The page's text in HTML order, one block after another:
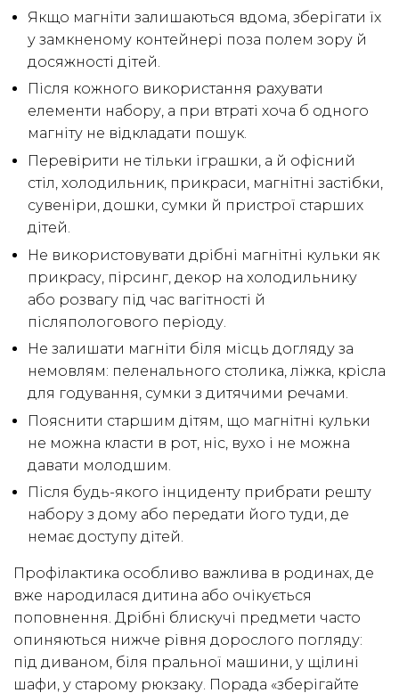
Якщо магніти залишаються вдома, зберігати їх
у замкненому контейнері поза полем зору й
досяжності дітей.
Після кожного використання рахувати
елементи набору, а при втраті хоча б одного
магніту не відкладати пошук.
Перевірити не тільки іграшки, а й офісний
стіл, холодильник, прикраси, магнітні застібки,
сувеніри, дошки, сумки й пристрої старших
дітей.
Не використовувати дрібні магнітні кульки як
прикрасу, пірсинг, декор на холодильнику
або розвагу під час вагітності й
післяпологового періоду.
Не залишати магніти біля місць догляду за
немовлям: пеленального столика, ліжка, крісла
для годування, сумки з дитячими речами.
Пояснити старшим дітям, що магнітні кульки
не можна класти в рот, ніс, вухо і не можна
давати молодшим.
Після будь-якого інциденту прибрати решту
набору з дому або передати його туди, де
немає доступу дітей.
Профілактика особливо важлива в родинах, де
вже народилася дитина або очікується
поповнення. Дрібні блискучі предмети часто
опиняються нижче рівня дорослого погляду:
під диваном, біля пральної машини, у щілині
шафи, у старому рюкзаку. Порада «зберігайте